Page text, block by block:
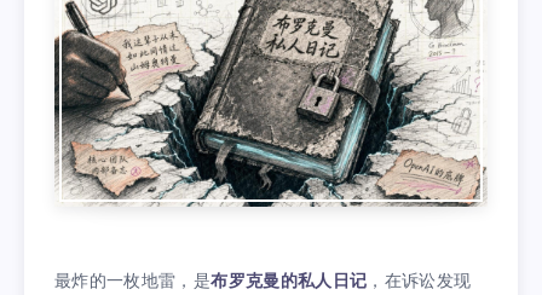
最炸的一枚地雷，是布罗克曼的私人日记 ，在诉讼发现